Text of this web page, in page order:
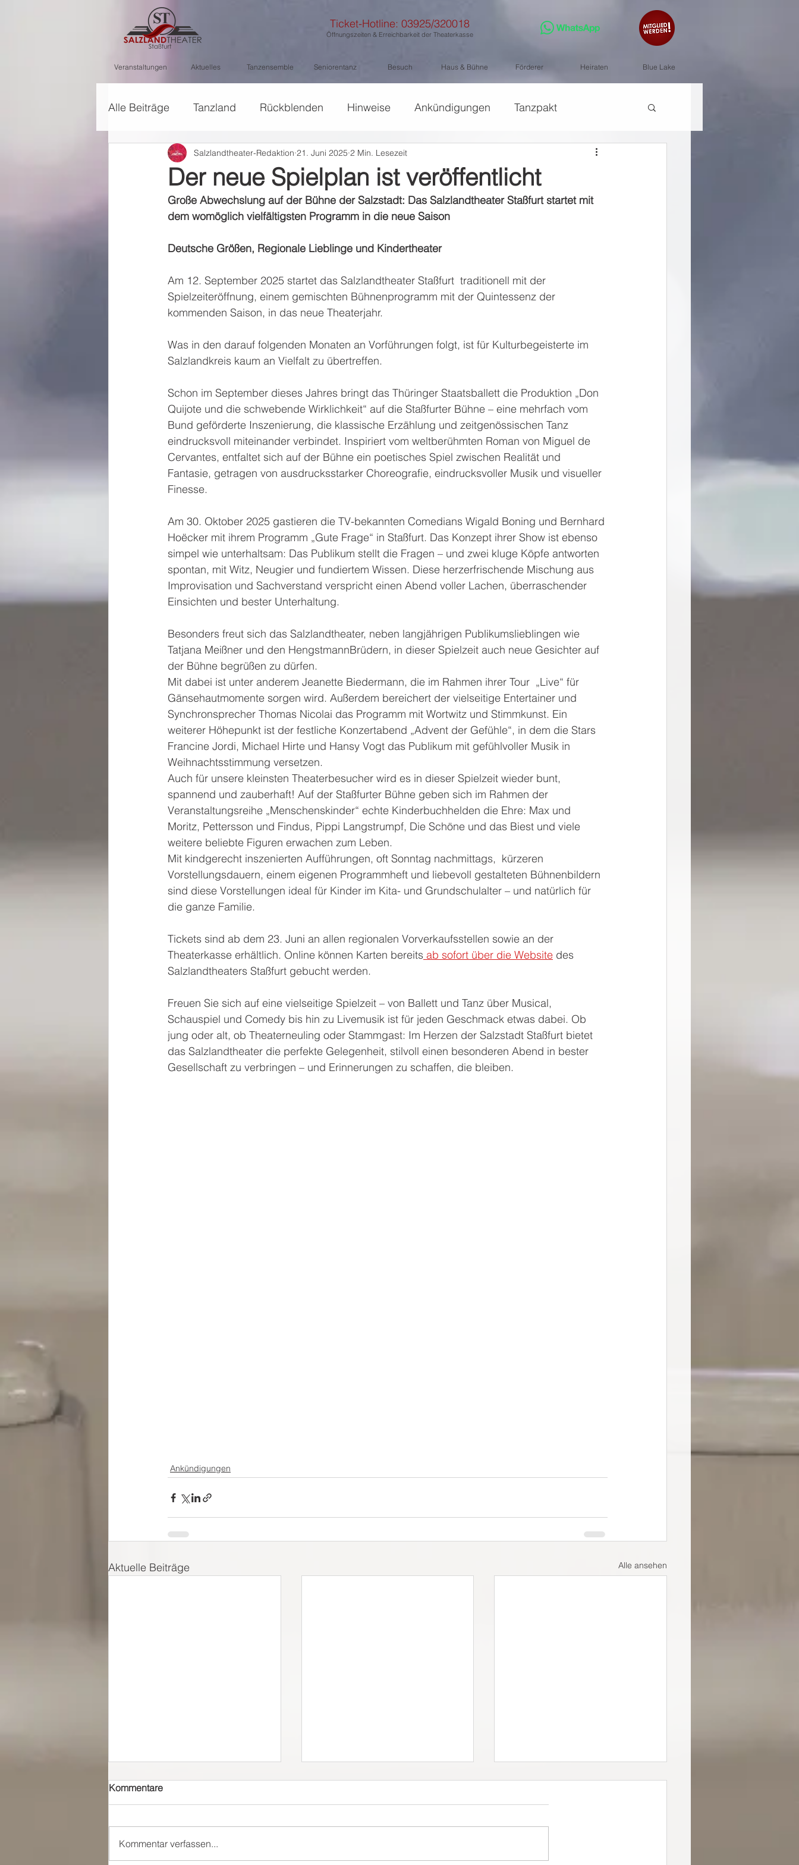
Ticket-Hotline: 03925/320018
Öffnungszeiten & Erreichbarkeit der Theaterkasse
Veranstaltungen Aktuelles Tanzensemble Seniorentanz Besuch Haus & Bühne Förderer Heiraten Blue Lake
Alle Beiträge Tanzland Rückblenden Hinweise Ankündigungen Tanzpakt
Der neue Spielplan ist veröffentlicht
Salzlandtheater-Redaktion 21. Juni 2025 2 Min. Lesezeit
Große Abwechslung auf der Bühne der Salzstadt: Das Salzlandtheater Staßfurt startet mit
dem womöglich vielfältigsten Programm in die neue Saison
Deutsche Größen, Regionale Lieblinge und Kindertheater
Am 12. September 2025 startet das Salzlandtheater Staßfurt  traditionell mit der
Spielzeiteröffnung, einem gemischten Bühnenprogramm mit der Quintessenz der
kommenden Saison, in das neue Theaterjahr.
Was in den darauf folgenden Monaten an Vorführungen folgt, ist für Kulturbegeisterte im
Salzlandkreis kaum an Vielfalt zu übertreffen.
Schon im September dieses Jahres bringt das Thüringer Staatsballett die Produktion „Don
Quijote und die schwebende Wirklichkeit“ auf die Staßfurter Bühne – eine mehrfach vom
Bund geförderte Inszenierung, die klassische Erzählung und zeitgenössischen Tanz
eindrucksvoll miteinander verbindet. Inspiriert vom weltberühmten Roman von Miguel de
Cervantes, entfaltet sich auf der Bühne ein poetisches Spiel zwischen Realität und
Fantasie, getragen von ausdrucksstarker Choreografie, eindrucksvoller Musik und visueller
Finesse.
Am 30. Oktober 2025 gastieren die TV-bekannten Comedians Wigald Boning und Bernhard
Hoëcker mit ihrem Programm „Gute Frage“ in Staßfurt. Das Konzept ihrer Show ist ebenso
simpel wie unterhaltsam: Das Publikum stellt die Fragen – und zwei kluge Köpfe antworten
spontan, mit Witz, Neugier und fundiertem Wissen. Diese herzerfrischende Mischung aus
Improvisation und Sachverstand verspricht einen Abend voller Lachen, überraschender
Einsichten und bester Unterhaltung.
Besonders freut sich das Salzlandtheater, neben langjährigen Publikumslieblingen wie
Tatjana Meißner und den HengstmannBrüdern, in dieser Spielzeit auch neue Gesichter auf
der Bühne begrüßen zu dürfen.
Mit dabei ist unter anderem Jeanette Biedermann, die im Rahmen ihrer Tour  „Live“ für
Gänsehautmomente sorgen wird. Außerdem bereichert der vielseitige Entertainer und
Synchronsprecher Thomas Nicolai das Programm mit Wortwitz und Stimmkunst. Ein
weiterer Höhepunkt ist der festliche Konzertabend „Advent der Gefühle“, in dem die Stars
Francine Jordi, Michael Hirte und Hansy Vogt das Publikum mit gefühlvoller Musik in
Weihnachtsstimmung versetzen.
Auch für unsere kleinsten Theaterbesucher wird es in dieser Spielzeit wieder bunt,
spannend und zauberhaft! Auf der Staßfurter Bühne geben sich im Rahmen der
Veranstaltungsreihe „Menschenskinder“ echte Kinderbuchhelden die Ehre: Max und
Moritz, Pettersson und Findus, Pippi Langstrumpf, Die Schöne und das Biest und viele
weitere beliebte Figuren erwachen zum Leben.
Mit kindgerecht inszenierten Aufführungen, oft Sonntag nachmittags,  kürzeren
Vorstellungsdauern, einem eigenen Programmheft und liebevoll gestalteten Bühnenbildern
sind diese Vorstellungen ideal für Kinder im Kita- und Grundschulalter – und natürlich für
die ganze Familie.
Tickets sind ab dem 23. Juni an allen regionalen Vorverkaufsstellen sowie an der
Theaterkasse erhältlich. Online können Karten bereits ab sofort über die Website des
Salzlandtheaters Staßfurt gebucht werden.
Freuen Sie sich auf eine vielseitige Spielzeit – von Ballett und Tanz über Musical,
Schauspiel und Comedy bis hin zu Livemusik ist für jeden Geschmack etwas dabei. Ob
jung oder alt, ob Theaterneuling oder Stammgast: Im Herzen der Salzstadt Staßfurt bietet
das Salzlandtheater die perfekte Gelegenheit, stilvoll einen besonderen Abend in bester
Gesellschaft zu verbringen – und Erinnerungen zu schaffen, die bleiben.
Ankündigungen
Aktuelle Beiträge Alle ansehen
Kommentare
Kommentar verfassen...